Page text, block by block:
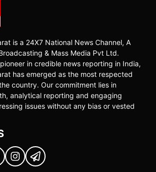
is a 24X7 National News Channel, A
& Mass Media Pvt Ltd.
in credible news reporting in India,
has emerged as the most respected
country. Our commitment lies in
analytical reporting and engaging
issues without any bias or vested